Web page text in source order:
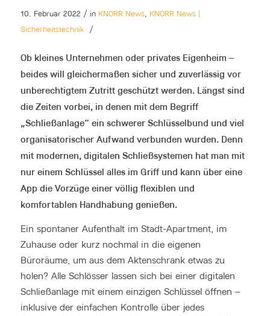
10. Februar 2022 / in KNORR News, KNORR News |
Sicherheitstechnik
/
Ob kleines Unternehmen oder privates Eigenheim –
beides will gleichermaßen sicher und zuverlässig vor
unberechtigtem Zutritt geschützt werden. Längst sind
die Zeiten vorbei, in denen mit dem Begriff
„Schließanlage“ ein schwerer Schlüsselbund und viel
organisatorischer Aufwand verbunden wurden. Denn
mit modernen, digitalen Schließsystemen hat man mit
nur einem Schlüssel alles im Griff und kann über eine
App die Vorzüge einer völlig flexiblen und
komfortablen Handhabung genießen.
Ein spontaner Aufenthalt im Stadt-Apartment, im
Zuhause oder kurz nochmal in die eigenen
Büroräume, um aus dem Aktenschrank etwas zu
holen? Alle Schlösser lassen sich bei einer digitalen
Schließanlage mit einem einzigen Schlüssel öffnen –
inklusive der einfachen Kontrolle über jedes